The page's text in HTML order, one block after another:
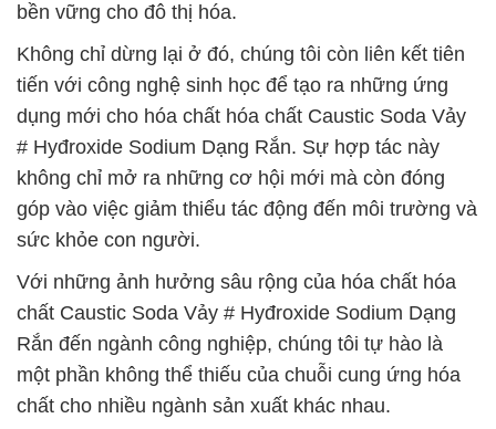
bền vững cho đô thị hóa.
Không chỉ dừng lại ở đó, chúng tôi còn liên kết tiên
tiến với công nghệ sinh học để tạo ra những ứng
dụng mới cho hóa chất hóa chất Caustic Soda Vảy
# Hyđroxide Sodium Dạng Rắn. Sự hợp tác này
không chỉ mở ra những cơ hội mới mà còn đóng
góp vào việc giảm thiểu tác động đến môi trường và
sức khỏe con người.
Với những ảnh hưởng sâu rộng của hóa chất hóa
chất Caustic Soda Vảy # Hyđroxide Sodium Dạng
Rắn đến ngành công nghiệp, chúng tôi tự hào là
một phần không thể thiếu của chuỗi cung ứng hóa
chất cho nhiều ngành sản xuất khác nhau.